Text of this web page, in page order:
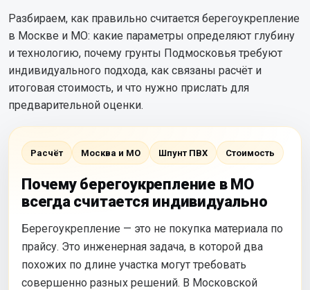
Разбираем, как правильно считается берегоукрепление
в Москве и МО: какие параметры определяют глубину
и технологию, почему грунты Подмосковья требуют
индивидуального подхода, как связаны расчёт и
итоговая стоимость, и что нужно прислать для
предварительной оценки.
Расчёт Москва и МО Шпунт ПВХ Стоимость
Почему берегоукрепление в МО
всегда считается индивидуально
Берегоукрепление — это не покупка материала по
прайсу. Это инженерная задача, в которой два
похожих по длине участка могут требовать
совершенно разных решений. В Московской